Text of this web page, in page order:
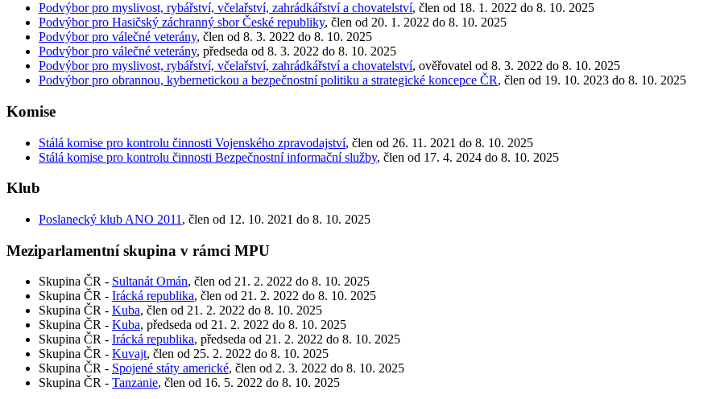
Podvýbor pro myslivost, rybářství, včelařství, zahrádkářství a chovatelství, člen od 18. 1. 2022 do 8. 10. 2025
Podvýbor pro Hasičský záchranný sbor České republiky, člen od 20. 1. 2022 do 8. 10. 2025
Podvýbor pro válečné veterány, člen od 8. 3. 2022 do 8. 10. 2025
Podvýbor pro válečné veterány, předseda od 8. 3. 2022 do 8. 10. 2025
Podvýbor pro myslivost, rybářství, včelařství, zahrádkářství a chovatelství, ověřovatel od 8. 3. 2022 do 8. 10. 2025
Podvýbor pro obrannou, kybernetickou a bezpečnostní politiku a strategické koncepce ČR, člen od 19. 10. 2023 do 8. 10. 2025
Komise
Stálá komise pro kontrolu činnosti Vojenského zpravodajství, člen od 26. 11. 2021 do 8. 10. 2025
Stálá komise pro kontrolu činnosti Bezpečnostní informační služby, člen od 17. 4. 2024 do 8. 10. 2025
Klub
Poslanecký klub ANO 2011 , člen od 12. 10. 2021 do 8. 10. 2025
Meziparlamentní skupina v rámci MPU
Skupina ČR - Sultanát Omán, člen od 21. 2. 2022 do 8. 10. 2025
Skupina ČR - Irácká republika, člen od 21. 2. 2022 do 8. 10. 2025
Skupina ČR - Kuba, člen od 21. 2. 2022 do 8. 10. 2025
Skupina ČR - Kuba, předseda od 21. 2. 2022 do 8. 10. 2025
Skupina ČR - Irácká republika, předseda od 21. 2. 2022 do 8. 10. 2025
Skupina ČR - Kuvajt, člen od 25. 2. 2022 do 8. 10. 2025
Skupina ČR - Spojené státy americké, člen od 2. 3. 2022 do 8. 10. 2025
Skupina ČR - Tanzanie, člen od 16. 5. 2022 do 8. 10. 2025